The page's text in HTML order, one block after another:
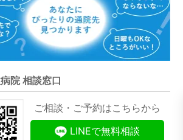
院 相談窓口
ご相談・ご予約はこちらから
LINEで無料相談